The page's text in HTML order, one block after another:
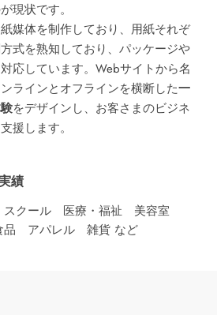
現状です。
媒体を制作しており、用紙それぞ
式を熟知しており、パッケージや
応しています。Webサイトから名
ラインとオフラインを横断した一
をデザインし、お客さまのビジネ
援します。
績
スクール 医療・福祉
美容室
品 アパレル 雑貨 など